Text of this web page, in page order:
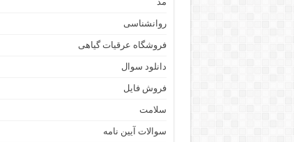
روانشناسی
فروشگاه عرقیات گیاهی
دانلود سوال
فروش فایل
سلامت
سوالات آیین نامه